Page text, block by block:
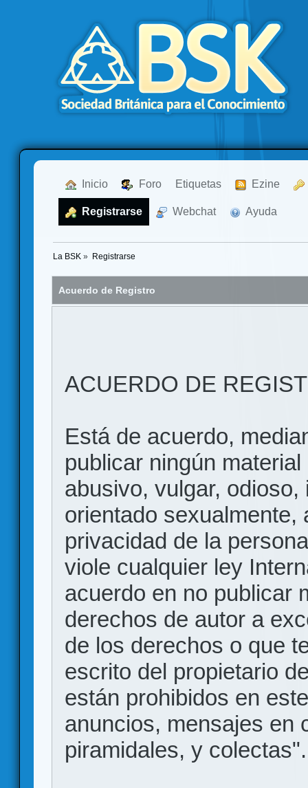
Inicio Foro Etiquetas Ezine
Registrarse Webchat Ayuda
La BSK » Registrarse
Acuerdo de Registro
ACUERDO DE
Está de acuerdo,
publicar ningún
abusivo, vulgar,
orientado sexualmente,
privacidad de la
viole cualquier ley
acuerdo en no publicar
derechos de autor a
de los derechos o que
escrito del propietario
están prohibidos en
anuncios, mensajes en
piramidales, y colectas".